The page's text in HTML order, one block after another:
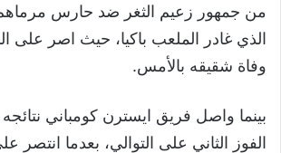
من جمهور زعيم الثغر ضد حارس
الذي غادر الملعب باكيا، حيث اصر على
وفاة شقيقه بالأمس.
بينما واصل فريق ايسترن كومباني
الفوز الثاني على التوالي، بعدما